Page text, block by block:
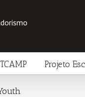
Projeto